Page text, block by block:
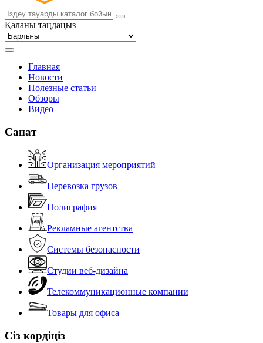
Қаланы таңдаңыз
Главная
Новости
Полезные статьи
Обзоры
Видео
Санат
Организация мероприятий
Перевозка грузов
Полиграфия
Рекламные агентства
Системы безопасности
Студии веб-дизайна
Телекоммуникационные компании
Товары для офиса
Сіз көрдіңіз